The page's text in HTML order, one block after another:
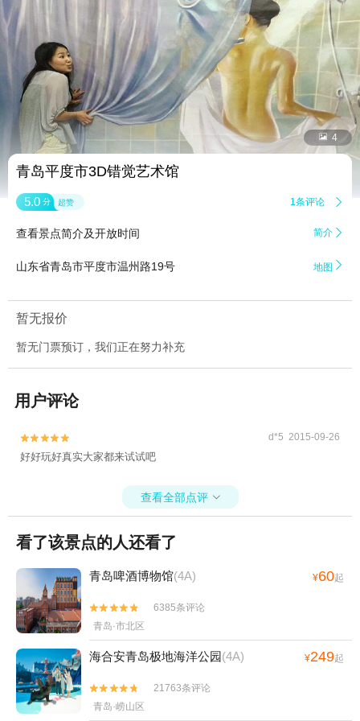
 4
青岛平度市3D错觉艺术馆
5.0 分 超赞 1条评论 
查看景点简介及开放时间 简介 
山东省青岛市平度市温州路19号 地图 
暂无报价
暂无门票预订，我们正在努力补充
用户评论

 d*5 2015-09-26
好好玩好真实大家都来试试吧
查看全部点评 
看了该景点的人还看了
青岛啤酒博物馆(4A) ¥60起


6385条评论
青岛·市北区
海合安青岛极地海洋公园(4A) ¥249起


21763条评论
青岛·崂山区
